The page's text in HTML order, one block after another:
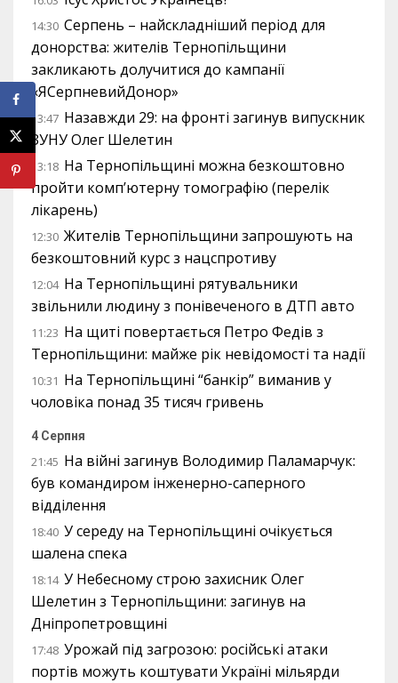
14:30 Серпень – найскладніший період для
донорства: жителів Тернопільщини
закликають долучитися до кампанії
«ЯСерпневийДонор»
13:47 Назавжди 29: на фронті загинув випускник
ЗУНУ Олег Шелетин
13:18 На Тернопільщині можна безкоштовно
пройти комп’ютерну томографію (перелік
лікарень)
12:30 Жителів Тернопільщини запрошують на
безкоштовний курс з нацспротиву
12:04 На Тернопільщині рятувальники
звільнили людину з понівеченого в ДТП авто
11:23 На щиті повертається Петро Федів з
Тернопільщини: майже рік невідомості та надії
10:31 На Тернопільщині “банкір” виманив у
чоловіка понад 35 тисяч гривень
4 Серпня
21:45 На війні загинув Володимир Паламарчук:
був командиром інженерно-саперного
відділення
18:40 У середу на Тернопільщині очікується
шалена спека
18:14 У Небесному строю захисник Олег
Шелетин з Тернопільщини: загинув на
Дніпропетровщині
17:48 Урожай під загрозою: російські атаки
портів можуть коштувати Україні мільярди